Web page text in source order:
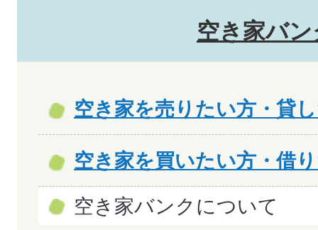
空き家バ
空き家を売りたい方・貸
空き家を買いたい方・借
空き家バンクについて